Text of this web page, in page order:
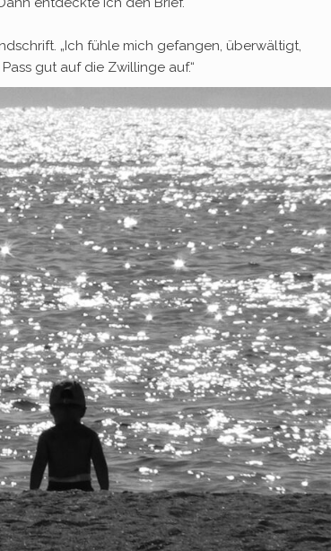
„Ich fühle mich gefangen, überwältigt,
gut auf die Zwillinge auf.“